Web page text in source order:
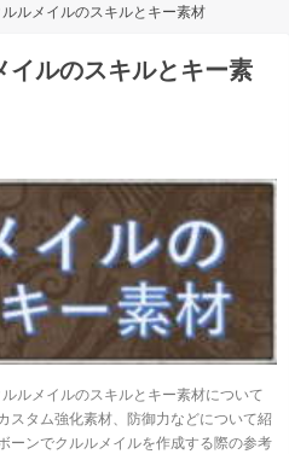
ルルメイルのスキルとキー素材
イルのスキルとキー素
ルメイルのスキルとキー素材について
スタム強化素材、防御力などについて紹
ーンでクルルメイルを作成する際の参考